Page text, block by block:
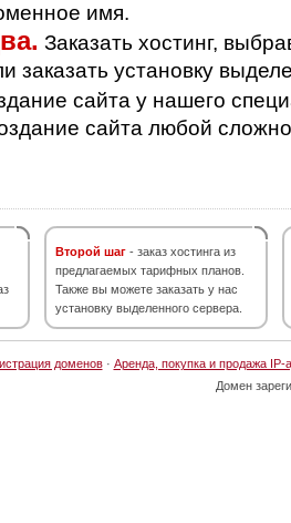
имя.
Заказать хостинг,
заказать установку
сайта у нашего
сайта любой
Второй шаг - заказ хостинга из
предлагаемых тарифных планов.
Также вы можете заказать у нас
установку выделенного сервера.
доменов· Аренда, покупка и продажа IP-
Домен